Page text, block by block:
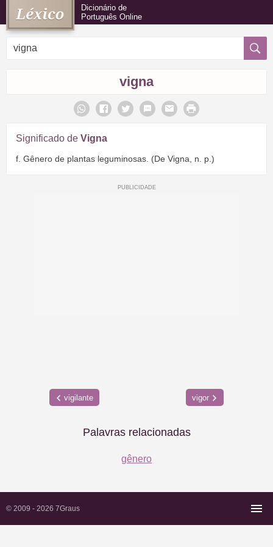
Dicionário de
Português Online
vigna
Significado de Vigna
f. Gênero de plantas leguminosas. (De Vigna, n. p.)
vigilante vigor
Palavras relacionadas
gênero
© 2009 - 2026 7Graus